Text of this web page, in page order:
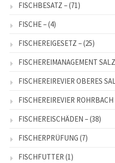
FISCHBESATZ –(71)
FISCHE –(4)
FISCHEREIGESETZ –(25)
FISCHEREIMANAGEMENT
FISCHEREIREVIER OBERES
FISCHEREIREVIER ROHRBACH
FISCHEREISCHÄDEN –(38)
FISCHERPRÜFUNG (7)
FISCHFUTTER (1)